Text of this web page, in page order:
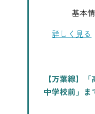
基本
詳しく見る
【万葉線】
中学校前」ま